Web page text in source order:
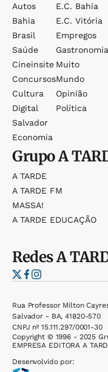
Autos
Bahia
Brasil
Saúde
Cineinsite
Concursos
Cultura
Digital
Salvador
Economia
E.c. Bahia
E.c. Vitória
Empregos
Gastronomia
Muito
Mundo
Opinião
Política
GrupoA
A TARDE
A TARDE FM
MASSA!
A TARDE EDUCAÇÃO
RedesA
Rua Professor Milton
Salvador - BA, 41820-570
CNPJ nº 15.111.297/0001-30
Copyright © 1996 - 2025
EMPRESA EDITORA A
Desenvolvido por: